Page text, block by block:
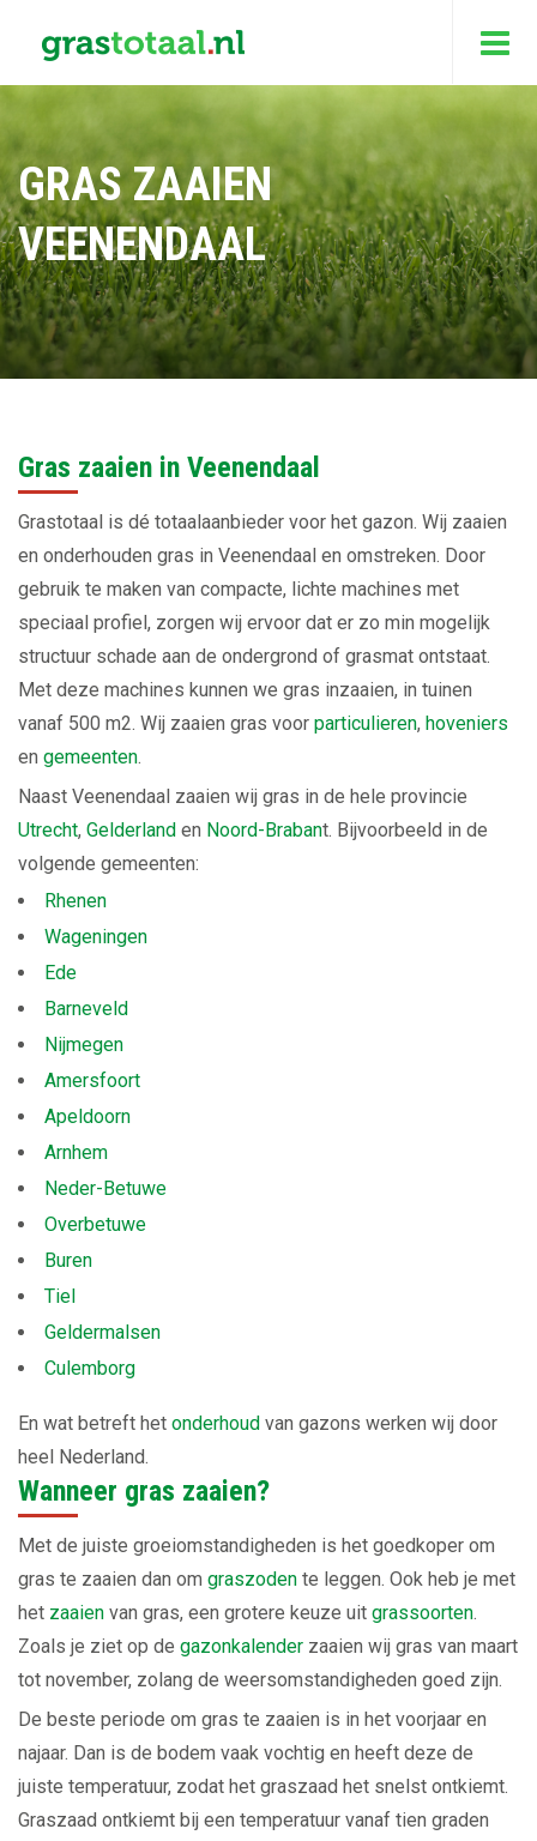
GRAS ZAAIEN
VEENENDAAL
Gras zaaien in Veenendaal
Grastotaal is dé totaalaanbieder voor het gazon. Wij zaaien
en onderhouden gras in Veenendaal en omstreken. Door
gebruik te maken van compacte, lichte machines met
speciaal profiel, zorgen wij ervoor dat er zo min mogelijk
structuur schade aan de ondergrond of grasmat ontstaat.
Met deze machines kunnen we gras inzaaien, in tuinen
vanaf 500 m2. Wij zaaien gras voor particulieren, hoveniers
en gemeenten.
Naast Veenendaal zaaien wij gras in de hele provincie
Utrecht, Gelderland en Noord-Brabant. Bijvoorbeeld in de
volgende gemeenten:
Rhenen
Wageningen
Ede
Barneveld
Nijmegen
Amersfoort
Apeldoorn
Arnhem
Neder-Betuwe
Overbetuwe
Buren
Tiel
Geldermalsen
Culemborg
En wat betreft het onderhoud van gazons werken wij door
heel Nederland.
Wanneer gras zaaien?
Met de juiste groeiomstandigheden is het goedkoper om
gras te zaaien dan om graszoden te leggen. Ook heb je met
het zaaien van gras, een grotere keuze uit grassoorten.
Zoals je ziet op de gazonkalender zaaien wij gras van maart
tot november, zolang de weersomstandigheden goed zijn.
De beste periode om gras te zaaien is in het voorjaar en
najaar. Dan is de bodem vaak vochtig en heeft deze de
juiste temperatuur, zodat het graszaad het snelst ontkiemt.
Graszaad ontkiemt bij een temperatuur vanaf tien graden